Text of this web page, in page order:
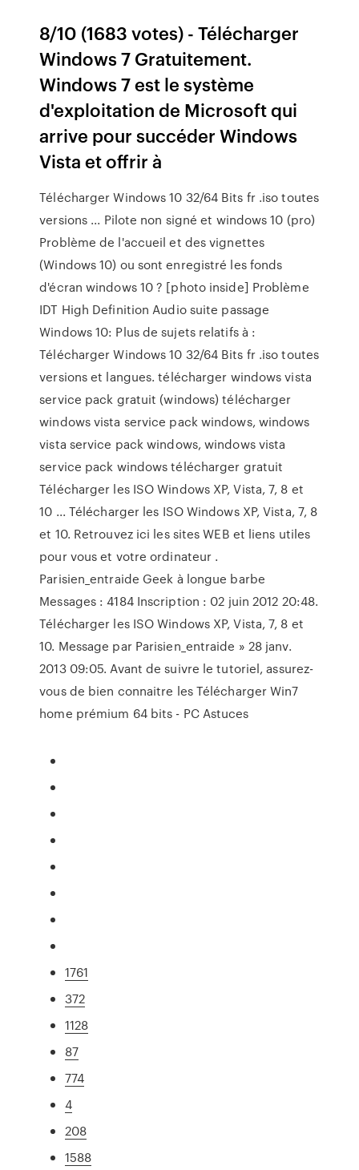
8/10 (1683 votes) - Télécharger
Windows 7 Gratuitement.
Windows 7 est le système
d'exploitation de Microsoft qui
arrive pour succéder Windows
Vista et offrir à
Télécharger Windows 10 32/64 Bits fr .iso toutes
versions ... Pilote non signé et windows 10 (pro)
Problème de l'accueil et des vignettes
(Windows 10) ou sont enregistré les fonds
d'écran windows 10 ? [photo inside] Problème
IDT High Definition Audio suite passage
Windows 10: Plus de sujets relatifs à :
Télécharger Windows 10 32/64 Bits fr .iso toutes
versions et langues. télécharger windows vista
service pack gratuit (windows) télécharger
windows vista service pack windows, windows
vista service pack windows, windows vista
service pack windows télécharger gratuit
Télécharger les ISO Windows XP, Vista, 7, 8 et
10 ... Télécharger les ISO Windows XP, Vista, 7, 8
et 10. Retrouvez ici les sites WEB et liens utiles
pour vous et votre ordinateur .
Parisien_entraide Geek à longue barbe
Messages : 4184 Inscription : 02 juin 2012 20:48.
Télécharger les ISO Windows XP, Vista, 7, 8 et
10. Message par Parisien_entraide » 28 janv.
2013 09:05. Avant de suivre le tutoriel, assurez-
vous de bien connaitre les Télécharger Win7
home prémium 64 bits - PC Astuces
1761
372
1128
87
774
4
208
1588